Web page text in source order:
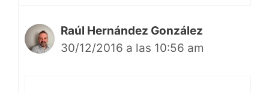
Raúl Hernández González
30/12/2016 a las 10:56 am